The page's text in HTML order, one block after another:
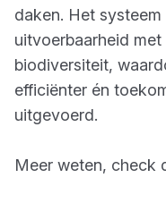
daken. Het
uitvoerbaarheid
biodiversiteit,
efficiënter én
uitgevoerd.
Meer weten, check